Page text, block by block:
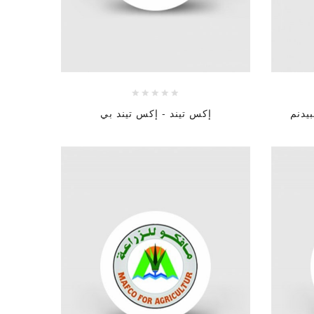
إكس تيند - إكس تيند بي